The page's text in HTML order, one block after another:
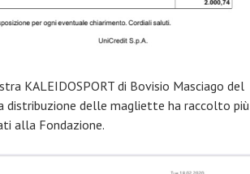
KALEIDOSPORT di Bovisio Masciago del
distribuzione delle magliette ha raccolto più
alla Fondazione.